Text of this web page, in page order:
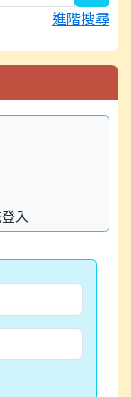
進階搜尋
入